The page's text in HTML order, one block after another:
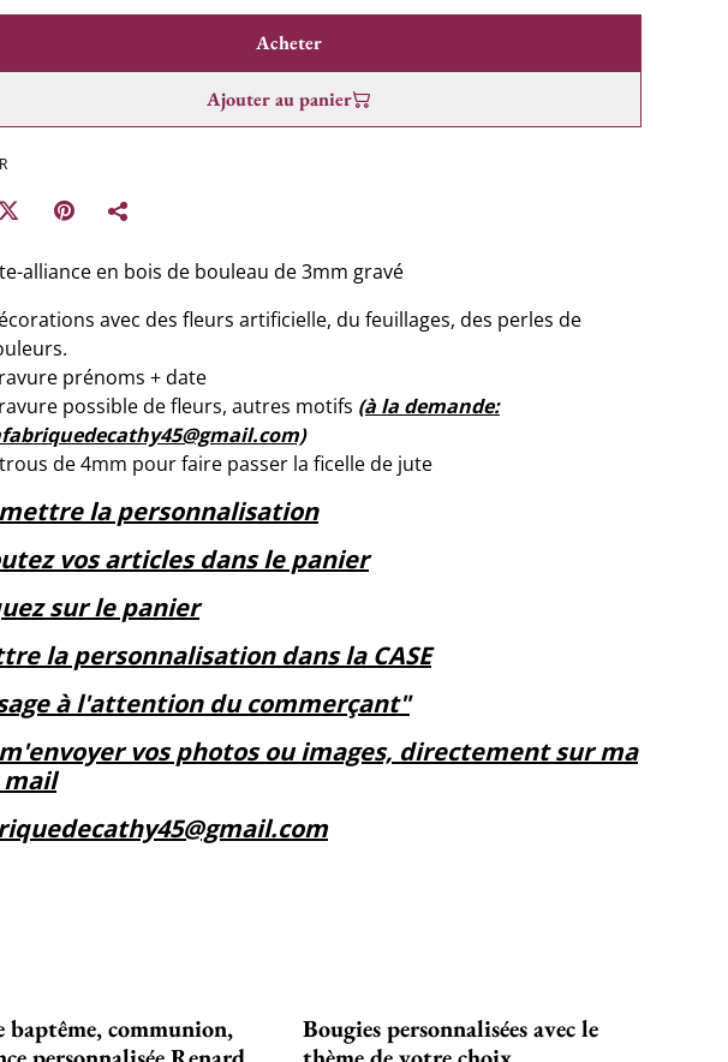
Acheter
Ajouter au panier
alliance en bois de bouleau de 3mm gravé
avec des fleurs artificielle, du feuillages, des perles de
prénoms + date
possible de fleurs, autres motifs (à la demande:
de 4mm pour faire passer la ficelle de jute
la personnalisation
vos articles dans le panier
sur le panier
la personnalisation dans la CASE
à l'attention du commerçant"
vos photos ou images, directement sur ma
baptême, communion,
Bougies personnalisées avec le